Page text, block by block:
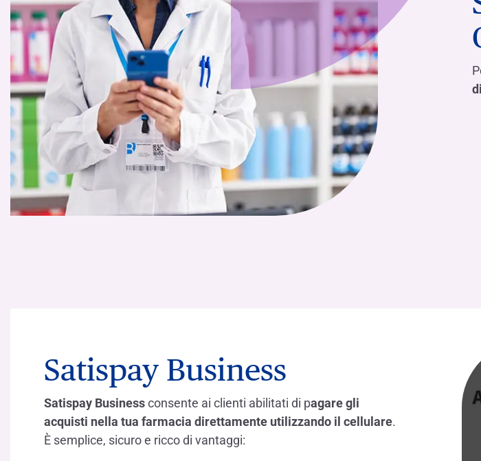
Satispay Business
Satispay Businessconsente ai clienti abilitati di pagare gli
acquisti nella tua farmacia direttamente utilizzando il cellulare.
È semplice, sicuro e ricco di vantaggi: